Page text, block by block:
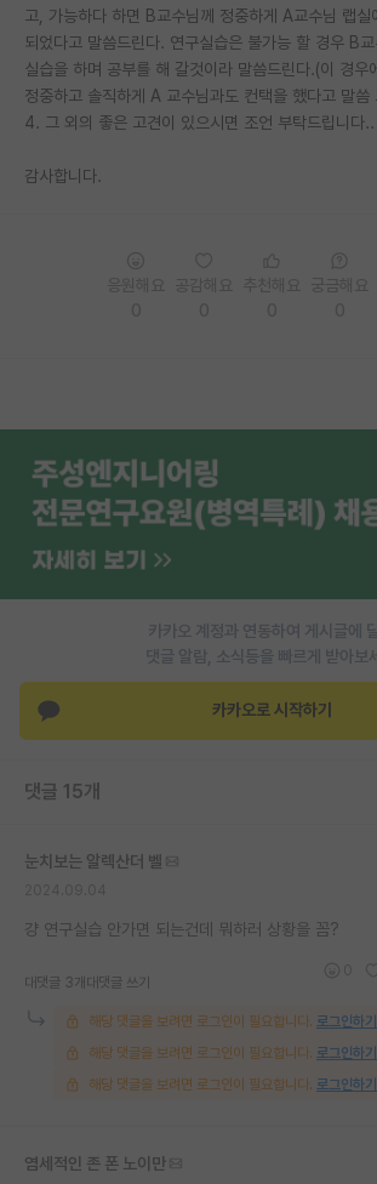
이벤트
반도체 아카데미
재팬라운지 🌸
고, 가능하다 하면 B교수님께 정중하게 A교수님 랩실
되었다고 말씀드린다. 연구실습은 불가능 할 경우 B
실습을 하며 공부를 해 갈것이라 말씀드린다.(이 경우
정중하고 솔직하게 A 교수님과도 컨택을 했다고 말씀
4. 그 외의 좋은 고견이 있으시면 조언 부탁드립니다..
감사합니다.
카카오 계정과 연동하여 게시글에
댓글 알람, 소식등을 빠르게 받아보
카카오로 시작하기
댓글 15개
눈치보는 알렉산더 벨
걍 연구실습 안가면 되는건데 뭐하러 상황을 꼼?
대댓글 3개 대댓글 쓰기
해당 댓글을 보려면 로그인이 필요합니다. 로그인하기
해당 댓글을 보려면 로그인이 필요합니다. 로그인하기
해당 댓글을 보려면 로그인이 필요합니다. 로그인하기
염세적인 존 폰 노이만